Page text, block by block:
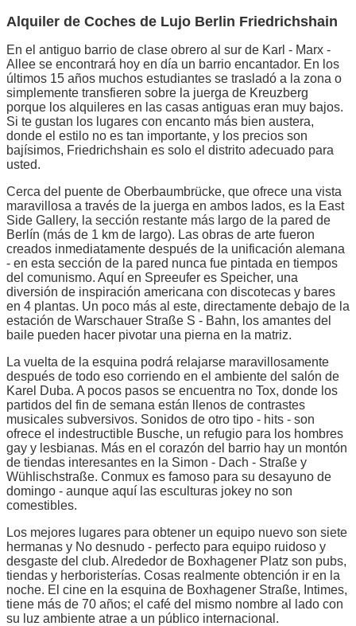
Alquiler de Coches de Lujo Berlin Friedrichshain
En el antiguo barrio de clase obrero al sur de Karl - Marx -
Allee se encontrará hoy en día un barrio encantador. En los
últimos 15 años muchos estudiantes se trasladó a la zona o
simplemente transfieren sobre la juerga de Kreuzberg
porque los alquileres en las casas antiguas eran muy bajos.
Si te gustan los lugares con encanto más bien austera,
donde el estilo no es tan importante, y los precios son
bajísimos, Friedrichshain es solo el distrito adecuado para
usted.
Cerca del puente de Oberbaumbrücke, que ofrece una vista
maravillosa a través de la juerga en ambos lados, es la East
Side Gallery, la sección restante más largo de la pared de
Berlín (más de 1 km de largo). Las obras de arte fueron
creados inmediatamente después de la unificación alemana
- en esta sección de la pared nunca fue pintada en tiempos
del comunismo. Aquí en Spreeufer es Speicher, una
diversión de inspiración americana con discotecas y bares
en 4 plantas. Un poco más al este, directamente debajo de la
estación de Warschauer Straße S - Bahn, los amantes del
baile pueden hacer pivotar una pierna en la matriz.
La vuelta de la esquina podrá relajarse maravillosamente
después de todo eso corriendo en el ambiente del salón de
Karel Duba. A pocos pasos se encuentra no Tox, donde los
partidos del fin de semana están llenos de contrastes
musicales subversivos. Sonidos de otro tipo - hits - son
ofrece el indestructible Busche, un refugio para los hombres
gay y lesbianas. Más en el corazón del barrio hay un montón
de tiendas interesantes en la Simon - Dach - Straße y
Wühlischstraße. Conmux es famoso para su desayuno de
domingo - aunque aquí las esculturas jokey no son
comestibles.
Los mejores lugares para obtener un equipo nuevo son siete
hermanas y No desnudo - perfecto para equipo ruidoso y
desgaste del club. Alrededor de Boxhagener Platz son pubs,
tiendas y herboristerías. Cosas realmente obtención ir en la
noche. El cine en la esquina de Boxhagener Straße, Intimes,
tiene más de 70 años; el café del mismo nombre al lado con
su luz ambiente atrae a un público internacional.